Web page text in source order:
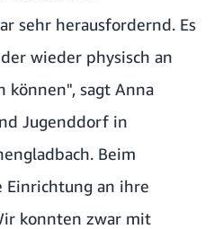
sehr herausfordernd. Es
wieder physisch an
sagt Anna
Jugenddorf in
Beim
Einrichtung an ihre
konnten zwar mit